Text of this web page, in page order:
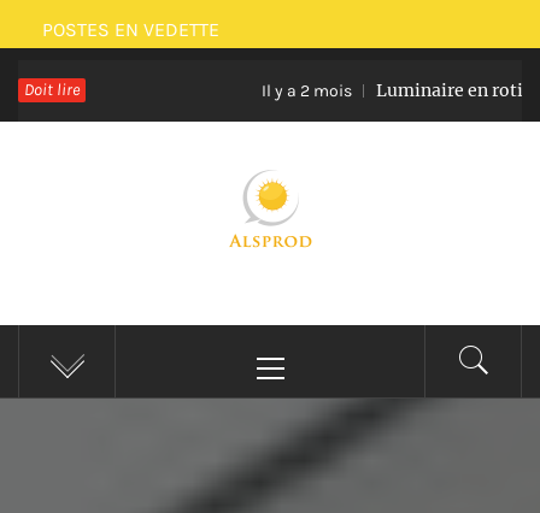
Passer
au
contenu
POSTES EN VEDETTE
Doit lire Il y a 2 mois Luminaire en rotin et
ALSPROD
Site De Partage De Délicieux Plats
principal